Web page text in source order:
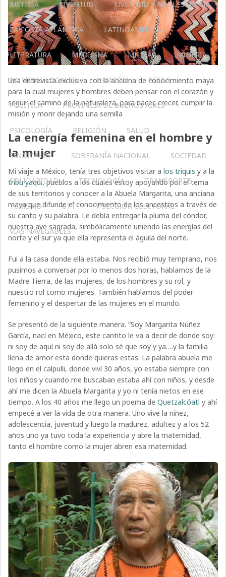
JUSTICIA JUVENTUD JUVENTUD Y ADOLESCENCIA
LA COSTA ATLÁNTICA LATINOAMERICA
LITERATURA MEDICINA MILITAR MINERIA
NOTICIAS LOCALES OPINIÓN PESCA
POLÍTICA PROVINCIA DE BUENOS AIRES
PSICOLOGÍA RELIGIÓN SALUD
SINDICALES SOBERANÍA NACIONAL SOCIEDAD
SOLIDARIDAD TECNOLOGÍA TRANSPORTE
TURISMO UTT V SECCIÓN ELECTORAL
VÍAS NAVEGABLES
Una entrevista exclusiva con la anciana de conocimiento maya
para la cual mujeres y hombres deben pensar con el corazón y
seguir el camino de la naturaleza, para nacer, crecer, cumplir la
misión y morir dejando una semilla
La energía femenina en el hombre y
la mujer
Mi viaje a México, tenía tres objetivos visitar alos triquis y a la
tribu yaqui, pueblos a los cuales estoy apoyando por el tema
de sus territorios y conocer a la Abuela Margarita, una anciana
maya que difunde el conocimiento de los ancestros a través de
su canto y su palabra. Le debía entregar la pluma del cóndor,
nuestra ave sagrada, simbólicamente uniendo las energías del
norte y el sur ya que ella representa el águila del norte.
Fui a la casa donde ella estaba. Nos recibió muy temprano, nos
pusimos a conversar por lo menos dos horas, hablamos de la
Madre Tierra, de las mujeres, de los hombres y su rol, y
nuestro rol como mujeres. También hablamos del poder
femenino y el despertar de las mujeres en el mundo.
Se presentó de la siguiente manera. “Soy Margarita Núñez
García, nací en México, este cantito le va a decir de donde soy:
ni soy de aquí ni soy de allá solo sé que soy y ya….y la familia
llena de amor esta donde quieras estas. La palabra abuela me
llego en el calpulli, donde viví 30 años, yo estaba siempre con
los niños y cuando me buscaban estaba ahí con niños, y desde
ahí me dicen la Abuela Margarita y yo ni tenía nietos en ese
tiempo. A los 40 años me llego un poema deQuetzalcóatl y ahí
empecé a ver la vida de otra manera. Uno vive la niñez,
adolescencia, juventud y luego la madurez, adultez y a los 52
años uno ya tuvo toda la experiencia y abre la maternidad,
tanto el hombre como la mujer abren esa maternidad.